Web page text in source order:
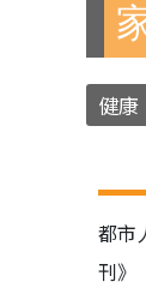
健康
都市
刊》